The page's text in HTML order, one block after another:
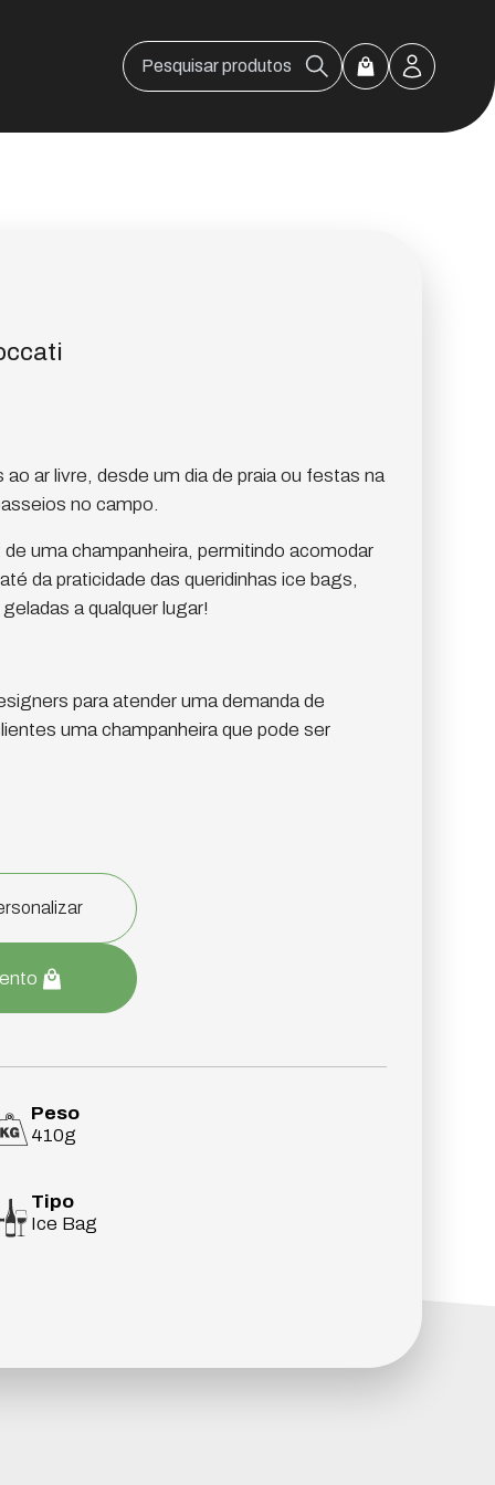
ar livre, desde um dia de praia ou festas na
no campo.
uma champanheira, permitindo acomodar
da praticidade das queridinhas ice bags,
a qualquer lugar!
para atender uma demanda de
uma champanheira que pode ser
Peso
410g
Tipo
Ice Bag